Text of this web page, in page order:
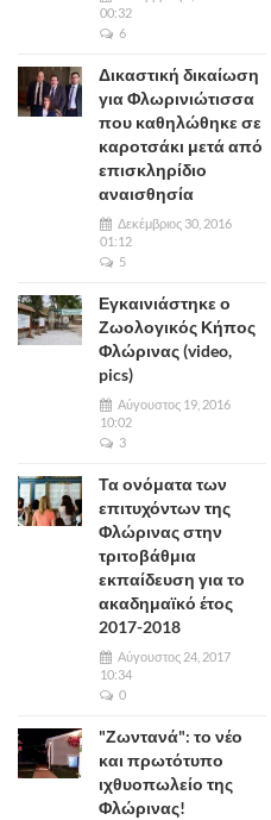
00:32
6
Δικαστική δικαίωση
για Φλωρινιώτισσα
που καθηλώθηκε σε
καροτσάκι μετά από
επισκληρίδιο
αναισθησία
Δεκέμβριος 30, 2016
01:12
5
Εγκαινιάστηκε ο
Ζωολογικός Κήπος
Φλώρινας (video,
pics)
Αύγουστος 19, 2016
10:02
3
Τα ονόματα των
επιτυχόντων της
Φλώρινας στην
τριτοβάθμια
εκπαίδευση για το
ακαδημαϊκό έτος
2017-2018
Αύγουστος 24, 2017
10:34
0
"Ζωντανά": το νέο
και πρωτότυπο
ιχθυοπωλείο της
Φλώρινας!